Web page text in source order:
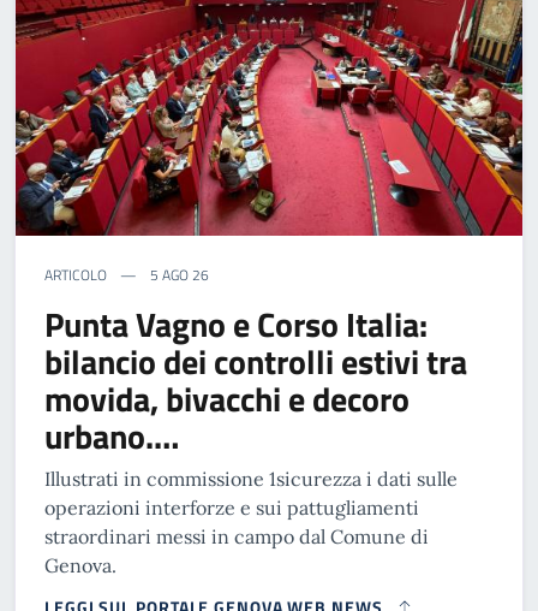
ARTICOLO 5 AGO 26
Punta Vagno e Corso Italia:
bilancio dei controlli estivi tra
movida, bivacchi e decoro
urbano.…
Illustrati in commissione 1sicurezza i dati sulle
operazioni interforze e sui pattugliamenti
straordinari messi in campo dal Comune di
Genova.